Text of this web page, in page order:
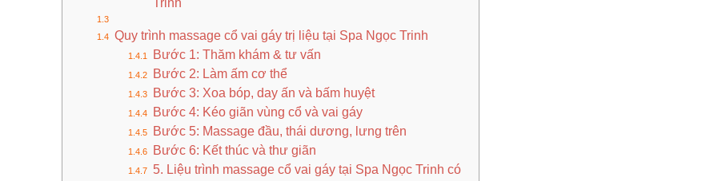
Trinh
Quy trình massage cổ vai gáy trị liệu tại Spa Ngọc Trinh
Bước 1: Thăm khám & tư vấn
Bước 2: Làm ấm cơ thể
Bước 3: Xoa bóp, day ấn và bấm huyệt
Bước 4: Kéo giãn vùng cổ và vai gáy
Bước 5: Massage đầu, thái dương, lưng trên
Bước 6: Kết thúc và thư giãn
5. Liệu trình massage cổ vai gáy tại Spa Ngọc Trinh có